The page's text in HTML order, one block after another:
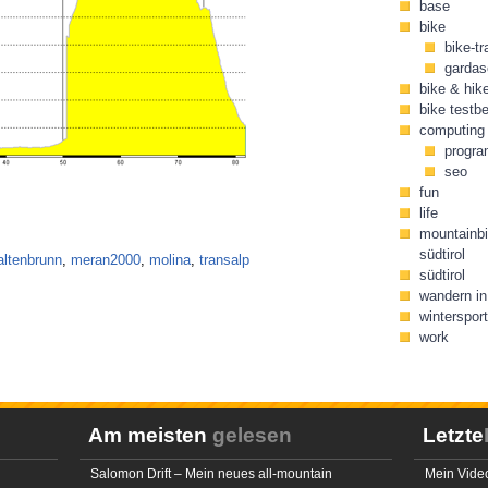
, meran2000, molina, transalp
base
bike
bike-
bike &
bike
computing
seo
fun
life
südtirol
südtirol
wandern
wintersport
work
Am meisten gelesen
Salomon Drift – Mein neues all-mountain
Letzte
Mein